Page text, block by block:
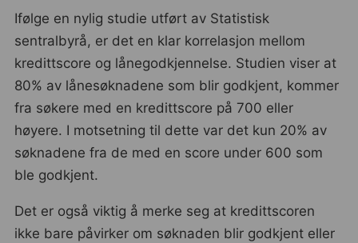
Ifølge en nylig studie utført av Statistisk
sentralbyrå, er det en klar korrelasjon mellom
kredittscore og lånegodkjennelse. Studien viser at
80% av lånesøknadene som blir godkjent, kommer
fra søkere med en kredittscore på 700 eller
høyere. I motsetning til dette var det kun 20% av
søknadene fra de med en score under 600 som
ble godkjent.
Det er også viktig å merke seg at kredittscoren
ikke bare påvirker om søknaden blir godkjent eller